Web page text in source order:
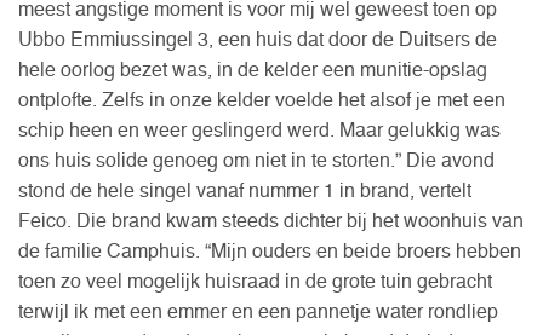
meest angstige moment is voor mij wel geweest toen op
Ubbo Emmiussingel 3, een huis dat door de Duitsers de
hele oorlog bezet was, in de kelder een munitie-opslag
ontplofte. Zelfs in onze kelder voelde het alsof je met een
schip heen en weer geslingerd werd. Maar gelukkig was
ons huis solide genoeg om niet in te storten.” Die avond
stond de hele singel vanaf nummer 1 in brand, vertelt
Feico. Die brand kwam steeds dichter bij het woonhuis van
de familie Camphuis. “Mijn ouders en beide broers hebben
toen zo veel mogelijk huisraad in de grote tuin gebracht
terwijl ik met een emmer en een pannetje water rondliep